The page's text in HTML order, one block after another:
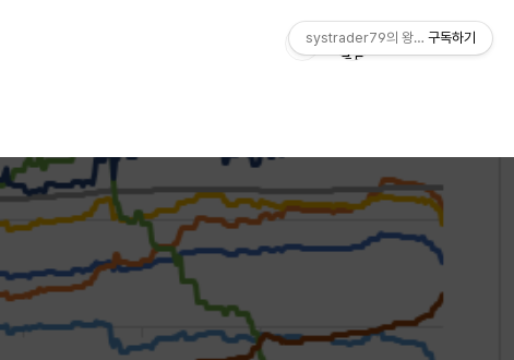
systrader79의 왕초보를 위한 주식
구독하기